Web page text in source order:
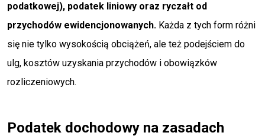
podatkowej), podatek liniowy oraz ryczałt od
przychodów ewidencjonowanych. Każda z tych form różni
się nie tylko wysokością obciążeń, ale też podejściem do
ulg, kosztów uzyskania przychodów i obowiązków
rozliczeniowych.
Podatek dochodowy na zasadach